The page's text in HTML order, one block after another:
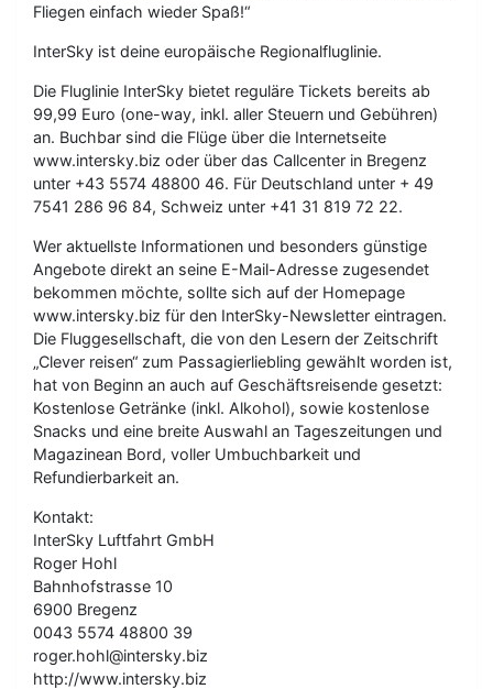
Fliegen einfach wieder Spaß!“
InterSky ist deine europäische Regionalfluglinie.
Die Fluglinie InterSky bietet reguläre Tickets bereits ab
99,99 Euro (one-way, inkl. aller Steuern und Gebühren)
an. Buchbar sind die Flüge über die Internetseite
www.intersky.biz oder über das Callcenter in Bregenz
unter +43 5574 48800 46. Für Deutschland unter + 49
7541 286 96 84, Schweiz unter +41 31 819 72 22.
Wer aktuellste Informationen und besonders günstige
Angebote direkt an seine E-Mail-Adresse zugesendet
bekommen möchte, sollte sich auf der Homepage
www.intersky.biz für den InterSky-Newsletter eintragen.
Die Fluggesellschaft, die von den Lesern der Zeitschrift
„Clever reisen“ zum Passagierliebling gewählt worden ist,
hat von Beginn an auch auf Geschäftsreisende gesetzt:
Kostenlose Getränke (inkl. Alkohol), sowie kostenlose
Snacks und eine breite Auswahl an Tageszeitungen und
Magazinean Bord, voller Umbuchbarkeit und
Refundierbarkeit an.
Kontakt:
InterSky Luftfahrt GmbH
Roger Hohl
Bahnhofstrasse 10
6900 Bregenz
0043 5574 48800 39
roger.hohl@intersky.biz
http://www.intersky.biz